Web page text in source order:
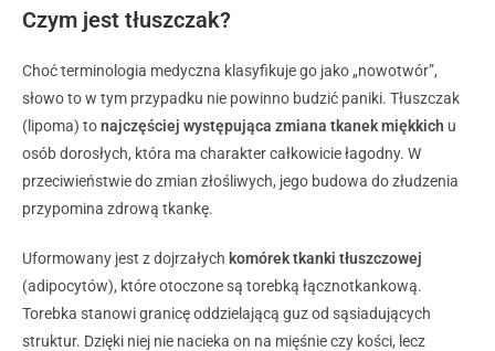
Czym jest tłuszczak?
Choć terminologia medyczna klasyfikuje go jako „nowotwór”,
słowo to w tym przypadku nie powinno budzić paniki. Tłuszczak
(lipoma) tonajczęściej występująca zmiana tkanek miękkich u
osób dorosłych, która ma charakter całkowicie łagodny. W
przeciwieństwie do zmian złośliwych, jego budowa do złudzenia
przypomina zdrową tkankę.
Uformowany jest z dojrzałych komórek tkanki tłuszczowej
(adipocytów), które otoczone są torebką łącznotkankową.
Torebka stanowi granicę oddzielającą guz od sąsiadujących
struktur. Dzięki niej nie nacieka on na mięśnie czy kości, lecz